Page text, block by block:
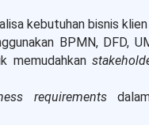
kebutuhan bisnis klien
BPMN, DFD,
memudahkan
requirements